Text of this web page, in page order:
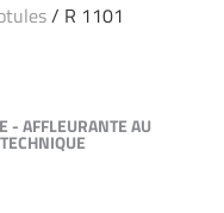
/ R 1101
- AFFLEURANTE AU